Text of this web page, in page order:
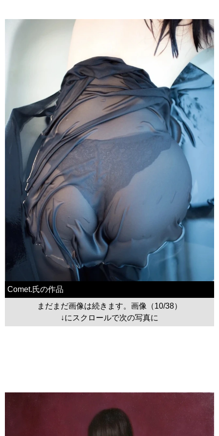
Comet.氏の作品
まだまだ画像は続きます。画像（10/38）
↓にスクロールで次の写真に